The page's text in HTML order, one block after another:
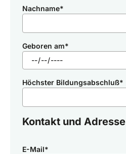
Nachname*
Geboren am*
Höchster Bildungsabschluß*
Kontakt und Adresse
E-Mail*